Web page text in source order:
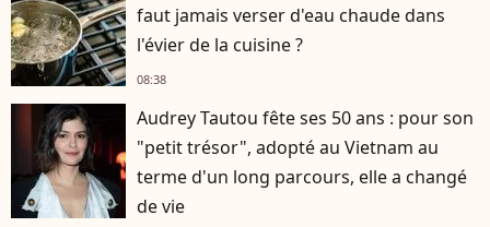
faut jamais verser d'eau chaude dans
l'évier de la cuisine ?
08:38
Audrey Tautou fête ses 50 ans : pour son
"petit trésor", adopté au Vietnam au
terme d'un long parcours, elle a changé
de vie